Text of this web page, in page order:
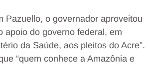
Pazuello, o governador aproveitou
apoio do governo federal, em
da Saúde, aos pleitos do Acre”.
“quem conhece a Amazônia e